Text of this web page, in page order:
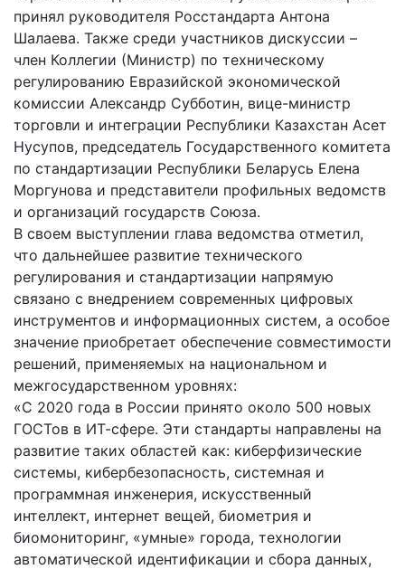
принял руководителя Росстандарта Антона
Шалаева. Также среди участников дискуссии –
член Коллегии (Министр) по техническому
регулированию Евразийской экономической
комиссии Александр Субботин, вице-министр
торговли и интеграции Республики Казахстан Асет
Нусупов, председатель Государственного комитета
по стандартизации Республики Беларусь Елена
Моргунова и представители профильных ведомств
и организаций государств Союза.
В своем выступлении глава ведомства отметил,
что дальнейшее развитие технического
регулирования и стандартизации напрямую
связано с внедрением современных цифровых
инструментов и информационных систем, а особое
значение приобретает обеспечение совместимости
решений, применяемых на национальном и
межгосударственном уровнях:
«С 2020 года в России принято около 500 новых
ГОСТов в ИТ-сфере. Эти стандарты направлены на
развитие таких областей как: киберфизические
системы, кибербезопасность, системная и
программная инженерия, искусственный
интеллект, интернет вещей, биометрия и
биомониторинг, «умные» города, технологии
автоматической идентификации и сбора данных,